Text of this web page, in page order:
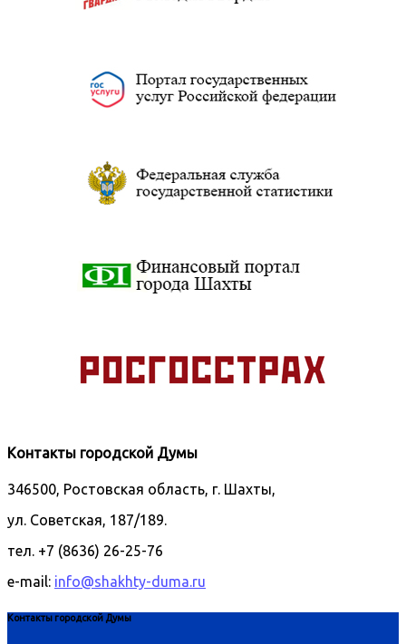
Контакты городской Думы
346500, Ростовская область, г. Шахты,
ул. Советская, 187/189.
тел. +7 (8636) 26-25-76
e-mail: info@shakhty-duma.ru
Контакты городской Думы